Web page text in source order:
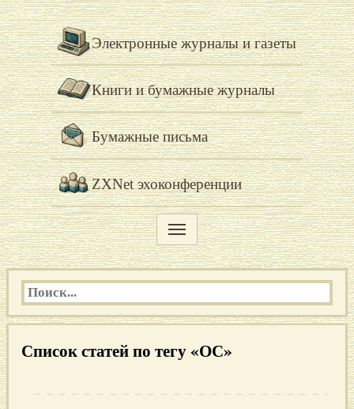
Электронные журналы и газеты
Книги и бумажные журналы
Бумажные письма
ZXNet эхоконференции
Список статей по тегу «ОС»